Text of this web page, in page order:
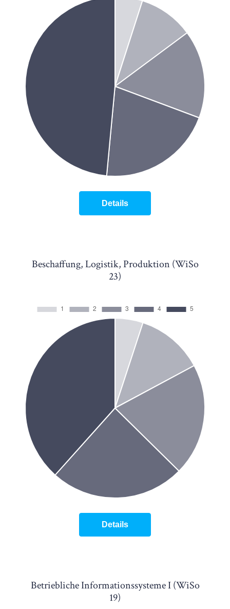
Details
Beschaffung, Logistik, Produktion (WiSo
23)
Details
Betriebliche Informationssysteme I (WiSo
19)